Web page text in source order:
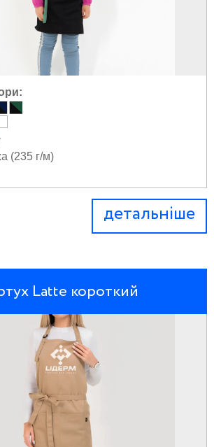
(235 г/м)
детальніше
Latte короткий